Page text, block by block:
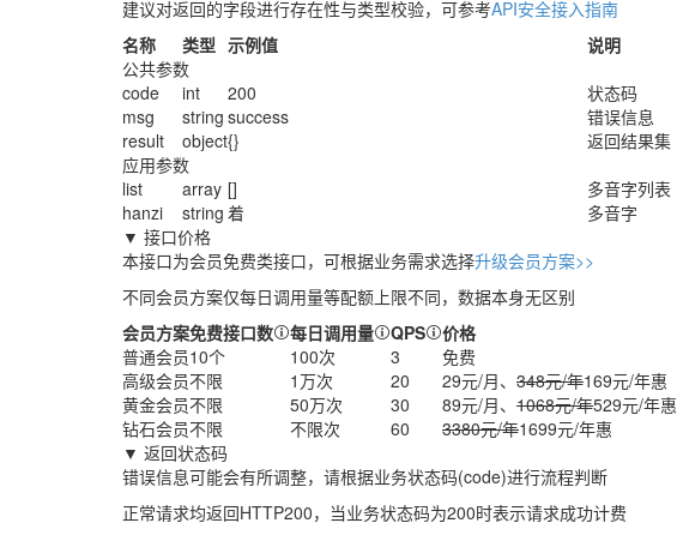
建议对返回的字段进行存在性与类型校验，可参考API安全接入指南
名称
类型 示例值
说明
公共参数
code
int 200
状态码
msg
string success
错误信息
result
object{}
返回结果集
应用参数
list
array []
多音字列表
hanzi
string 着
多音字
▼ 接口价格
本接口为会员免费类接口，可根据业务需求选择升级会员方案>>
不同会员方案仅每日调用量等配额上限不同，数据本身无区别
会员方案免费接口数 每日调用量 QPS
价格
普通会员10个 100次 3
免费
高级会员不限 1万次 20 29元/月、 348元/年169元/年惠
黄金会员不限 50万次 30 89元/月、 1068元/年529元/年惠
钻石会员不限 不限次 60 3380元/年1699元/年惠
▼ 返回状态码
错误信息可能会有所调整，请根据业务状态码(code)进行流程判断
正常请求均返回HTTP200，当业务状态码为200时表示请求成功计费